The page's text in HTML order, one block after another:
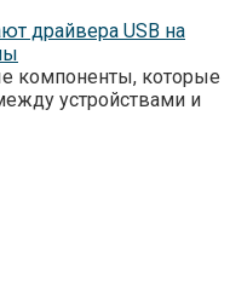
драйвера USB на
компоненты, которые
устройствами и